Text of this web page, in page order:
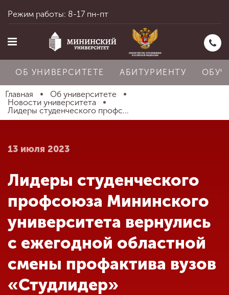
Главная
Абитуриенту
Обучение
Наука
Режим работы: 8-17 пн-пт
ОБ УНИВЕРСИТЕТЕ АБИТУРИЕНТУ
Главная
Об университете
Новости университета
Лидеры студенческого профс...
13 июля 2023
Лидеры студенческого
профсоюза Мининского
университета вернулись
с ежегодной областной
смены профактива вузов
«Студлидер»